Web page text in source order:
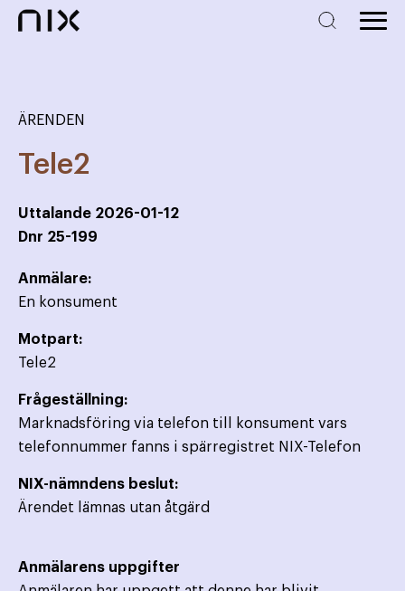
ÄRENDEN
Tele2
Uttalande 2026-01-12
Dnr 25-199
Anmälare:
En konsument
Motpart:
Tele2
Frågeställning:
Marknadsföring via telefon till konsument vars
telefonnummer fanns i spärregistret NIX-Telefon
NIX-nämndens beslut:
Ärendet lämnas utan åtgärd
Anmälarens uppgifter